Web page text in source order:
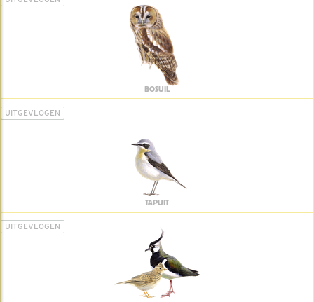
BOSUIL
UITGEVLOGEN
TAPUIT
UITGEVLOGEN